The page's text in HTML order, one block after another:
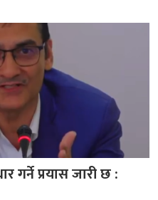
गर्ने प्रयास जारी छ :